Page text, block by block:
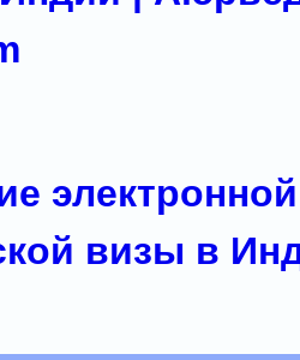
электронной
визы в